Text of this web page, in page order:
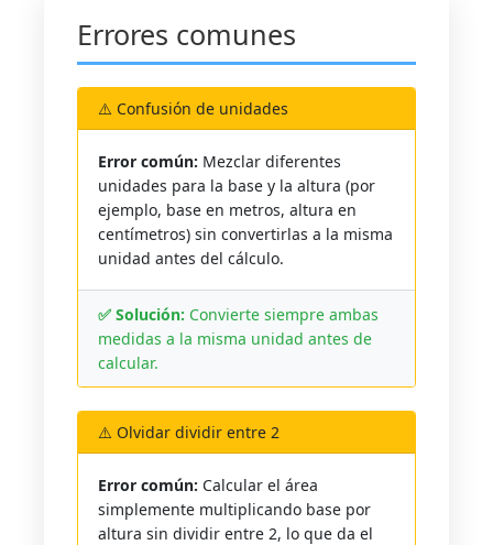
Errores comunes
⚠️ Confusión de unidades
Error común: Mezclar diferentes
unidades para la base y la altura (por
ejemplo, base en metros, altura en
centímetros) sin convertirlas a la misma
unidad antes del cálculo.
✅ Solución: Convierte siempre ambas
medidas a la misma unidad antes de
calcular.
⚠️ Olvidar dividir entre 2
Error común: Calcular el área
simplemente multiplicando base por
altura sin dividir entre 2, lo que da el